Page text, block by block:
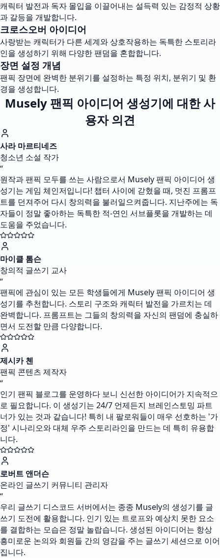
캐릭터 발전과 독자 몰입을 이끌어내는 설득력 있는 감정적 상황
과 갈등을 개발합니다.
크로스오버 아이디어
사랑받는 캐릭터가 다른 세계와 상호작용하는 독특한 스토리라
인을 생성하기 위해 다양한 팬덤을 혼합합니다.
장면 설정 개념
팬픽 장면에 완벽한 분위기를 설정하는 특정 위치, 분위기 및 환
경을 생성합니다.
Musely 팬픽 아이디어 생성기에 대한 사
용자 의견
사라 마르티네즈
청소년 소설 작가
“
원작과 팬픽 모두를 쓰는 사람으로서 Musely 팬픽 아이디어 생
성기는 게임 체인저입니다! 챕터 사이에 갇혔을 때, 멋진 프롬프
트를 던져주어 다시 창의력을 불러일으켜줍니다. 지난주에는 독
자들이 정말 좋아하는 독특한 적-연인 서브플롯을 개발하는 데
도움을 주었습니다.
마이클 톰슨
창의적 글쓰기 교사
“
팬픽에 관심이 있는 모든 학생들에게 Musely 팬픽 아이디어 생
성기를 추천합니다. 스토리 구조와 캐릭터 발전을 가르치는 데
완벽합니다. 프롬프트는 그들의 창의력을 자신의 팬덤에 충실하
면서 도전할 만큼 다양합니다.
제시카 첸
팬픽 콘텐츠 제작자
“
인기 팬픽 블로그를 운영하다 보니 신선한 아이디어가 지속적으
로 필요합니다. 이 생성기는 24/7 언제든지 브레인스토밍 파트
너가 있는 것과 같습니다! 특히 내 팔로워들이 매우 선호하는 '가
정' 시나리오와 대체 우주 스토리라인을 만드는 데 특히 유용합
니다.
로버트 앤더슨
온라인 글쓰기 커뮤니티 관리자
“
우리 글쓰기 디스코드 서버에서는 종종 Musely의 생성기를 글
쓰기 도전에 활용합니다. 인기 있는 트로프와 예상치 못한 요소
를 결합하는 모습은 정말 놀랍습니다. 생성된 아이디어는 항상
흥미로운 논의와 회원들 간의 영감을 주는 글쓰기 세션으로 이어
집니다.